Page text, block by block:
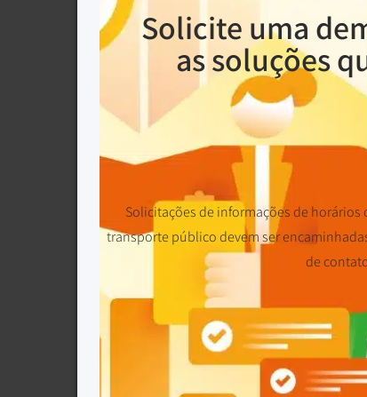
Solicite uma
as soluções
Solicitações de informações de
transporte público devem ser
de